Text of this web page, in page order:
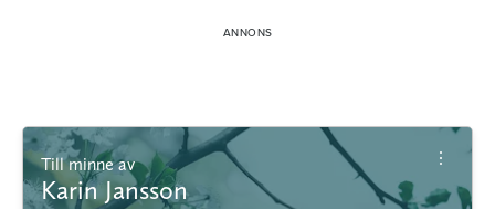
Till minne av
Karin Jansson